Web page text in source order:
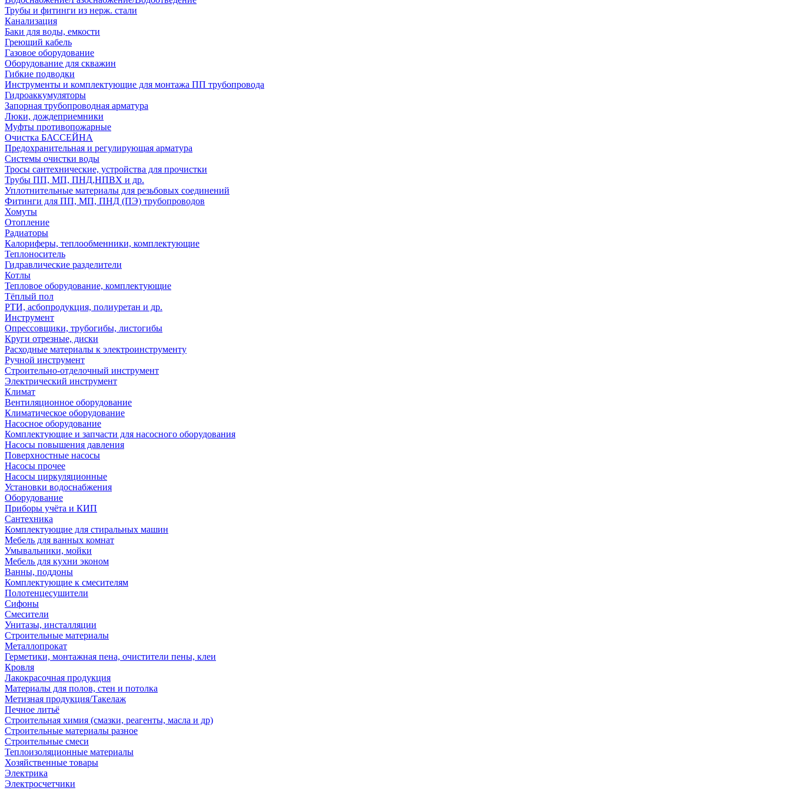
Трубы и фитинги из нерж. стали
Канализация
Баки для воды, емкости
Греющий кабель
Газовое оборудование
Оборудование для скважин
Гибкие подводки
Инструменты и комплектующие для монтажа ПП трубопровода
Гидроаккумуляторы
Запорная трубопроводная арматура
Люки, дождеприемники
Муфты противопожарные
Очистка БАССЕЙНА
Предохранительная и регулирующая арматура
Системы очистки воды
Тросы сантехнические, устройства для прочистки
Трубы ПП, МП, ПНД,НПВХ и др.
Уплотнительные материалы для резьбовых соединений
Фитинги для ПП, МП, ПНД (ПЭ) трубопроводов
Хомуты
Отопление
Радиаторы
Калориферы, теплообменники, комплектующие
Теплоноситель
Гидравлические разделители
Котлы
Тепловое оборудование, комплектующие
Тёплый пол
РТИ, асбопродукция, полиуретан и др.
Инструмент
Опрессовщики, трубогибы, листогибы
Круги отрезные, диски
Расходные материалы к электроинструменту
Ручной инструмент
Строительно-отделочный инструмент
Электрический инструмент
Климат
Вентиляционное оборудование
Климатическое оборудование
Насосное оборудование
Комплектующие и запчасти для насосного оборудования
Насосы повышения давления
Поверхностные насосы
Насосы прочее
Насосы циркуляционные
Установки водоснабжения
Оборудование
Приборы учёта и КИП
Сантехника
Комплектующие для стиральных машин
Мебель для ванных комнат
Умывальники, мойки
Мебель для кухни эконом
Ванны, поддоны
Комплектующие к смесителям
Полотенцесушители
Сифоны
Смесители
Унитазы, инсталляции
Строительные материалы
Металлопрокат
Герметики, монтажная пена, очистители пены, клеи
Кровля
Лакокрасочная продукция
Материалы для полов, стен и потолка
Метизная продукция/Такелаж
Печное литьё
Строительная химия (смазки, реагенты, масла и др)
Строительные материалы разное
Строительные смеси
Теплоизоляционные материалы
Хозяйственные товары
Электрика
Электросчетчики